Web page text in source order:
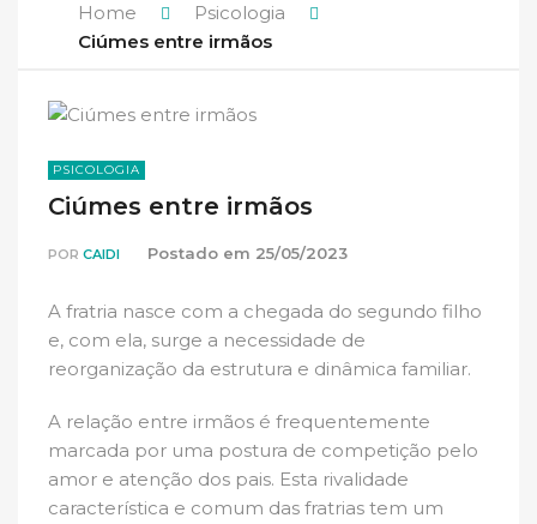
Home
Psicologia
Ciúmes entre irmãos
PSICOLOGIA
Ciúmes entre irmãos
POR CAIDI Postado em 25/05/2023
A fratria nasce com a chegada do segundo filho
e, com ela, surge a necessidade de
reorganização da estrutura e dinâmica familiar.
A relação entre irmãos é frequentemente
marcada por uma postura de competição pelo
amor e atenção dos pais. Esta rivalidade
característica e comum das fratrias tem um